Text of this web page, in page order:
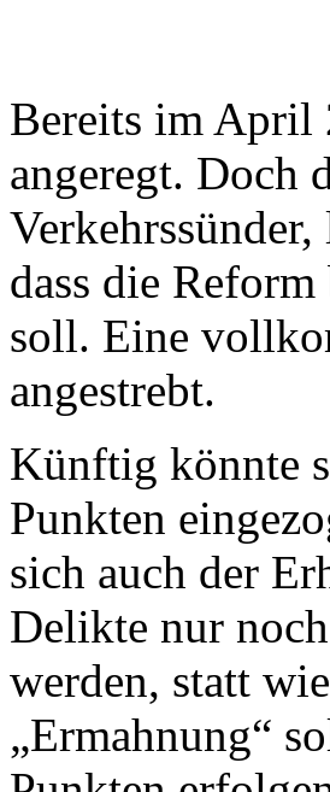
Bereits im April
angeregt. Doch
dass die
soll. Eine
angestrebt.
Künftig könnte
Punkten
sich auch der
Delikte nur
werden, statt
„Ermahnung“